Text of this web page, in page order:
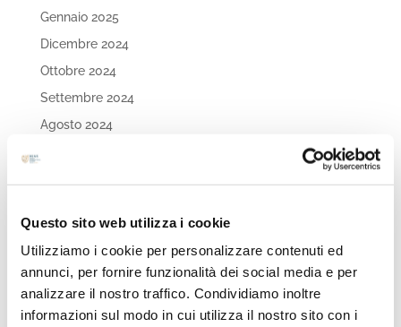
Questo sito web utilizza i cookie
Utilizziamo i cookie per personalizzare contenuti ed
annunci, per fornire funzionalità dei social media e per
analizzare il nostro traffico. Condividiamo inoltre
informazioni sul modo in cui utilizza il nostro sito con i
Gennaio 2025
Dicembre 2024
Ottobre 2024
Settembre 2024
Agosto 2024
Marzo 2024
Febbraio 2024
Dicembre 2023
Settembre 2023